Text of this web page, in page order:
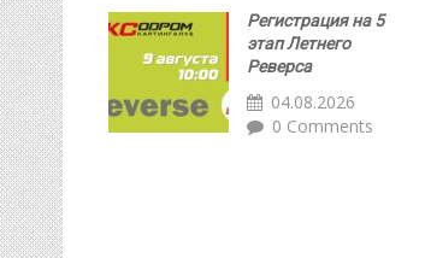
Регистрация на 5
этап Летнего
Реверса
04.08.2026
0 Comments